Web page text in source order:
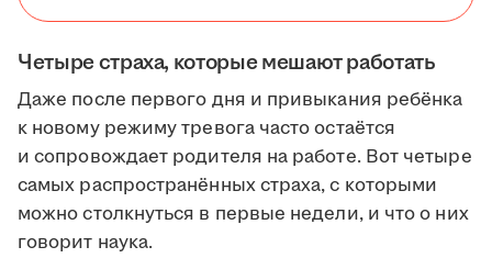
Четыре страха, которые мешают работать
Даже после первого дня и привыкания ребёнка
к новому режиму тревога часто остаётся
и сопровождает родителя на работе. Вот четыре
самых распространённых страха, с которыми
можно столкнуться в первые недели, и что о них
говорит наука.